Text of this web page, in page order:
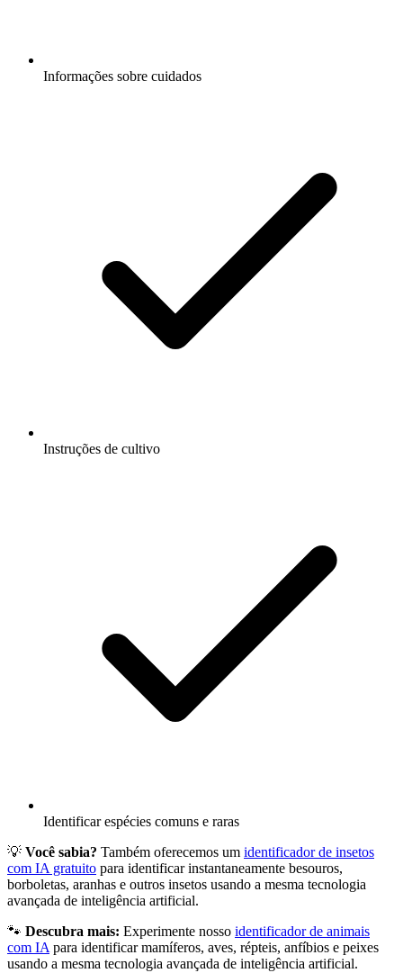
Informações sobre cuidados
Instruções de cultivo
Identificar espécies comuns e raras
💡 Você sabia? Também oferecemos um identificador de insetos
com IA gratuito para identificar instantaneamente besouros,
borboletas, aranhas e outros insetos usando a mesma tecnologia
avançada de inteligência artificial.
🐾 Descubra mais: Experimente nosso identificador de animais
com IA para identificar mamíferos, aves, répteis, anfíbios e peixes
usando a mesma tecnologia avançada de inteligência artificial.